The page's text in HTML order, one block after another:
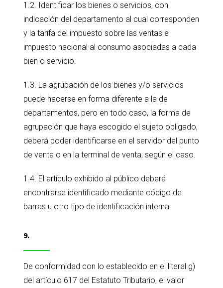
1.2. Identificar los bienes o servicios, con
indicación del departamento al cual corresponden
y la tarifa del impuesto sobre las ventas e
impuesto nacional al consumo asociadas a cada
bien o servicio.
1.3. La agrupación de los bienes y/o servicios
puede hacerse en forma diferente a la de
departamentos, pero en todo caso, la forma de
agrupación que haya escogido el sujeto obligado,
deberá poder identificarse en el servidor del punto
de venta o en la terminal de venta, según el caso.
1.4. El artículo exhibido al público deberá
encontrarse identificado mediante código de
barras u otro tipo de identificación interna.
9.
De conformidad con lo establecido en el literal g)
del artículo 617 del Estatuto Tributario, el valor